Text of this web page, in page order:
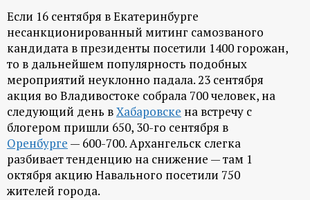
ы
й
п
о
р
т
Если 16 сентября в Екатеринбурге
несанкционированный митинг самозваного
кандидата в президенты посетили 1400 горожан,
то в дальнейшем популярность подобных
мероприятий неуклонно падала. 23 сентября
акция во Владивостоке собрала 700 человек, на
следующий день вХабаровске на встречу с
блогером пришли 650, 30-го сентября в
Оренбурге — 600-700. Архангельск слегка
разбивает тенденцию на снижение — там 1
октября акцию Навального посетили 750
жителей города.